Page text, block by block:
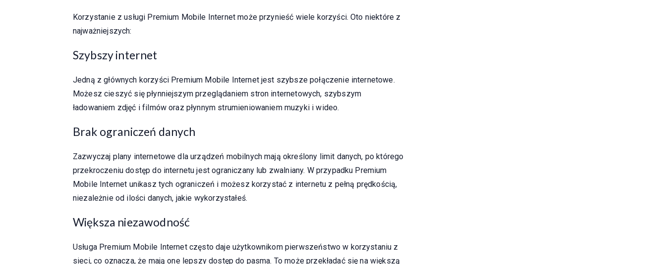
Korzystanie z usługi Premium Mobile Internet może przynieść wiele korzyści. Oto niektóre z
najważniejszych:
Szybszy internet
Jedną z głównych korzyści Premium Mobile Internet jest szybsze połączenie internetowe.
Możesz cieszyć się płynniejszym przeglądaniem stron internetowych, szybszym
ładowaniem zdjęć i filmów oraz płynnym strumieniowaniem muzyki i wideo.
Brak ograniczeń danych
Zazwyczaj plany internetowe dla urządzeń mobilnych mają określony limit danych, po którego
przekroczeniu dostęp do internetu jest ograniczany lub zwalniany. W przypadku Premium
Mobile Internet unikasz tych ograniczeń i możesz korzystać z internetu z pełną prędkością,
niezależnie od ilości danych, jakie wykorzystałeś.
Większa niezawodność
Usługa Premium Mobile Internet często daje użytkownikom pierwszeństwo w korzystaniu z
sieci, co oznacza, że mają one lepszy dostęp do pasma. To może przekładać się na większą